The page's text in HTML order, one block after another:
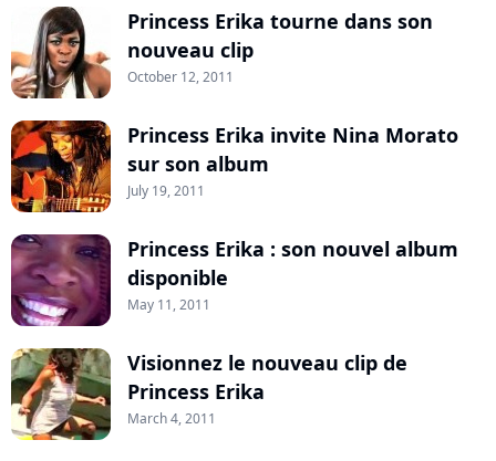
Princess Erika tourne dans son
nouveau clip
October 12, 2011
Princess Erika invite Nina Morato
sur son album
July 19, 2011
Princess Erika : son nouvel album
disponible
May 11, 2011
Visionnez le nouveau clip de
Princess Erika
March 4, 2011